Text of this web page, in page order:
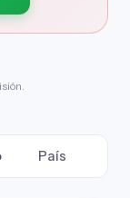
País